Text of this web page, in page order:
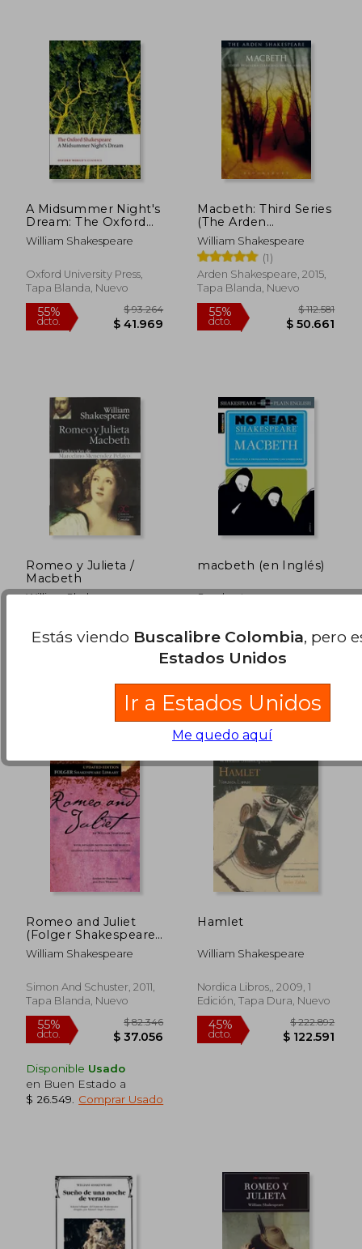
dcto. $ 33.579
45%
dcto. $
$ 89.000 55%
A Midsummer Night's
Dream: The Oxford
Shakespeare (en
Inglés)
William Shakespeare
Oxford University Press,
Tapa Blanda, Nuevo
dcto.
Macbeth: Third Series
(The Arden
Shakespeare Third
Series) (en Inglés)
William Shakespeare
(1)
Arden Shakespeare, 2015,
Tapa Blanda, Nuevo
Romeo y Julieta /
Macbeth
William Shakespeare
Castalia, 2011, 1 Edición,
Tapa Blanda, Nuevo
macbeth (en Inglés)
Sparknotes
Sparknotes, Tapa Blanda,
Nuevo
Romeo and Juliet
(Folger Shakespeare
Library) (en Inglés)
William Shakespeare
Simon And Schuster, 2011,
Tapa Blanda, Nuevo
Disponible Usado
en Buen Estado a
$ 26.549
Comprar Usado
Hamlet
William Shakespeare
Nordica Libros,, 2009, 1
Edición, Tapa Dura, Nuevo
Estás viendo Buscalibre Colombia, pero
Estados Unidos
Ir a Estados Unidos
Me quedo aquí